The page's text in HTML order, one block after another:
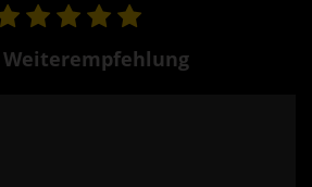
Weiterempfehlung